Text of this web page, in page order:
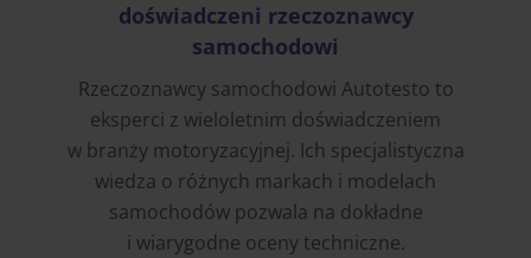
doświadczeni rzeczoznawcy
samochodowi
Rzeczoznawcy samochodowi Autotesto to
eksperci z wieloletnim doświadczeniem
w branży motoryzacyjnej. Ich specjalistyczna
wiedza o różnych markach i modelach
samochodów pozwala na dokładne
i wiarygodne oceny techniczne.